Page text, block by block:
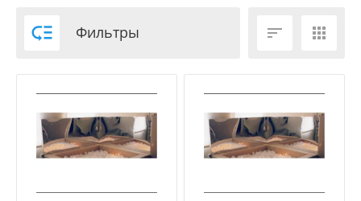
 Фильтры  